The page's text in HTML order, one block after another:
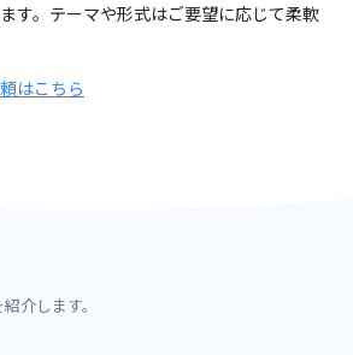
す。テーマや形式はご要望に応じて柔軟
はこちら
介します。